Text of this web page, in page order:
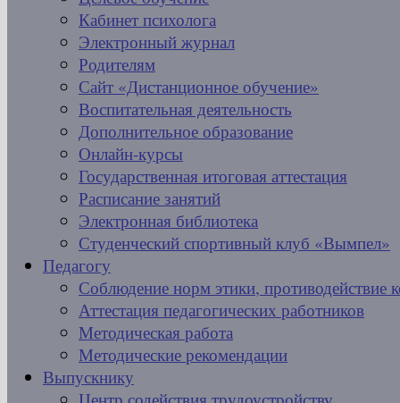
Кабинет психолога
Электронный журнал
Родителям
Сайт «Дистанционное обучение»
Воспитательная деятельность
Дополнительное образование
Онлайн-курсы
Государственная итоговая аттестация
Расписание занятий
Электронная библиотека
Студенческий спортивный клуб «Вымпел»
Педагогу
Соблюдение норм этики, противодействие
Аттестация педагогических работников
Методическая работа
Методические рекомендации
Выпускнику